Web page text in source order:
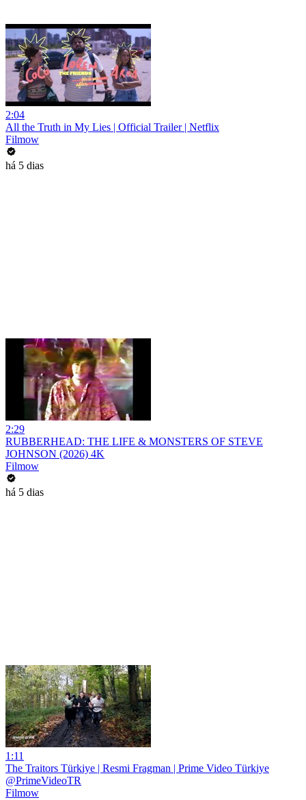
2:04
All the Truth in My Lies | Official Trailer | Netflix
Filmow
há 5 dias
2:29
RUBBERHEAD: THE LIFE & MONSTERS OF STEVE
JOHNSON (2026) 4K
Filmow
há 5 dias
1:11
The Traitors Türkiye | Resmi Fragman | Prime Video Türkiye
@PrimeVideoTR
Filmow